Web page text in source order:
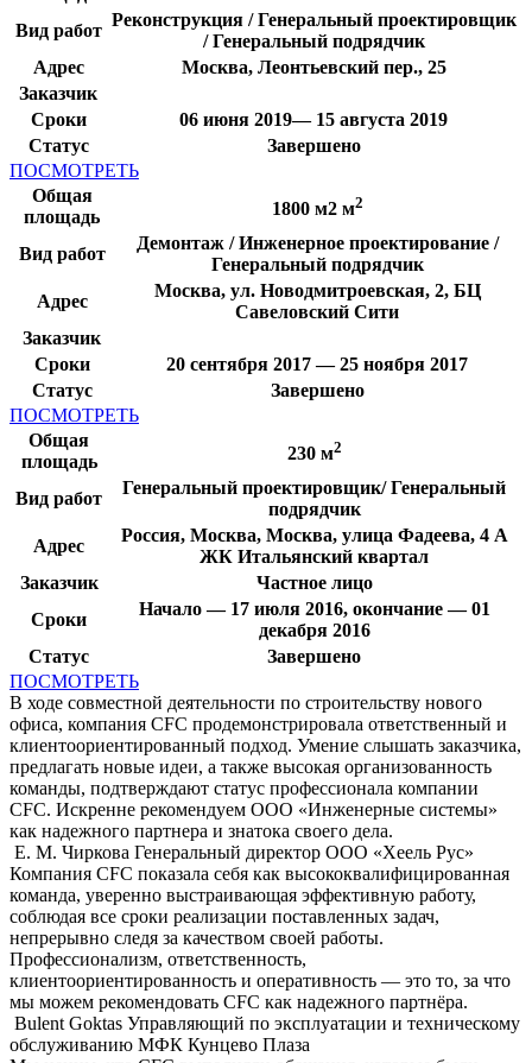
Вид работ
Реконструкция / Генеральный проектировщик
/ Генеральный подрядчик
Адрес
Москва, Леонтьевский пер., 25
Заказчик
Сроки
06 июня 2019— 15 августа 2019
Статус
Завершено
ПОСМОТРЕТЬ
Общая
площадь
1800 м2 м2
Вид работ
Демонтаж / Инженерное проектирование /
Генеральный подрядчик
Адрес
Москва, ул. Новодмитроевская, 2, БЦ
Савеловский Сити
Заказчик
Сроки
20 сентября 2017 — 25 ноября 2017
Статус
Завершено
ПОСМОТРЕТЬ
Общая
площадь
230 м2
Вид работ
Генеральный проектировщик/ Генеральный
подрядчик
Адрес
Россия, Москва, Москва, улица Фадеева, 4 А
ЖК Итальянский квартал
Заказчик
Частное лицо
Сроки
Начало — 17 июля 2016, окончание — 01
декабря 2016
Статус
Завершено
ПОСМОТРЕТЬ
В ходе совместной деятельности по строительству нового
офиса, компания CFC продемонстрировала ответственный и
клиентоориентированный подход. Умение слышать заказчика,
предлагать новые идеи, а также высокая организованность
команды, подтверждают статус профессионала компании
CFC. Искренне рекомендуем ООО «Инженерные системы»
как надежного партнера и знатока своего дела.
Е. М. Чиркова Генеральный директор ООО «Хеель Рус»
Компания CFC показала себя как высококвалифицированная
команда, уверенно выстраивающая эффективную работу,
соблюдая все сроки реализации поставленных задач,
непрерывно следя за качеством своей работы.
Профессионализм, ответственность,
клиентоориентированность и оперативность — это то, за что
мы можем рекомендовать CFC как надежного партнёра.
Bulent Goktas Управляющий по эксплуатации и техническому
обслуживанию МФК Кунцево Плаза